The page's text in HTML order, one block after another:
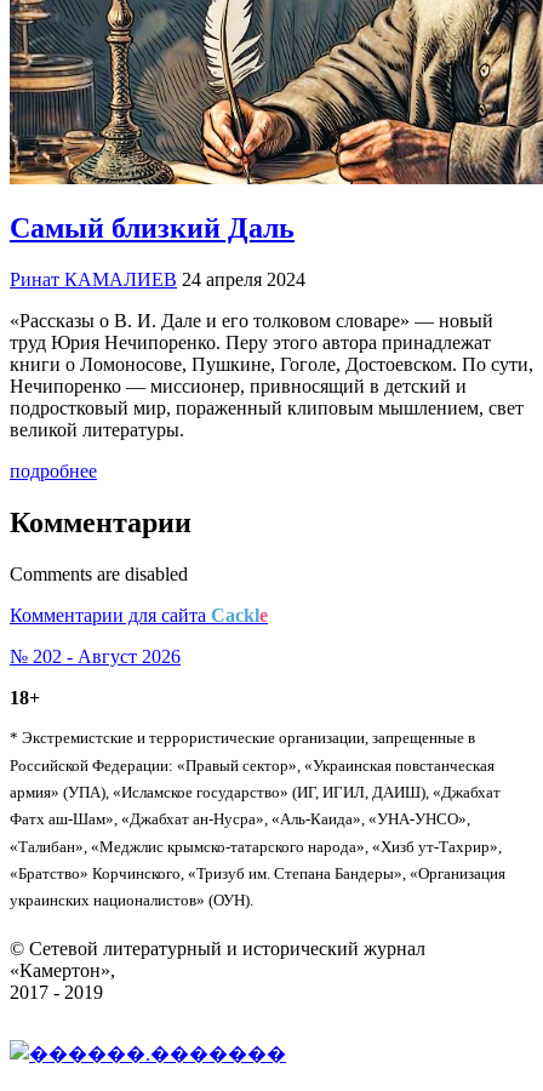
Самый близкий Даль
Ринат КАМАЛИЕВ 24 апреля 2024
«Рассказы о В. И. Дале и его толковом словаре» — новый
труд Юрия Нечипоренко. Перу этого автора принадлежат
книги о Ломоносове, Пушкине, Гоголе, Достоевском. По сути,
Нечипоренко — миссионер, привносящий в детский и
подростковый мир, пораженный клиповым мышлением, свет
великой литературы.
подробнее
Комментарии
Comments are disabled
Комментарии для сайта Cackle
№ 202 - Август 2026
18+
* Экстремистские и террористические организации, запрещенные в
Российской Федерации: «Правый сектор», «Украинская повстанческая
армия» (УПА), «Исламское государство» (ИГ, ИГИЛ, ДАИШ), «Джабхат
Фатх аш-Шам», «Джабхат ан-Нусра», «Аль-Каида», «УНА-УНСО»,
«Талибан», «Меджлис крымско-татарского народа», «Хизб ут-Тахрир»,
«Братство» Корчинского, «Тризуб им. Степана Бандеры», «Организация
украинских националистов» (ОУН).
© Сетевой литературный и исторический журнал
«Камертон»,
2017 - 2019